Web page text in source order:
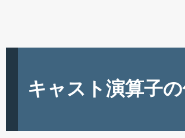
キャスト演算子